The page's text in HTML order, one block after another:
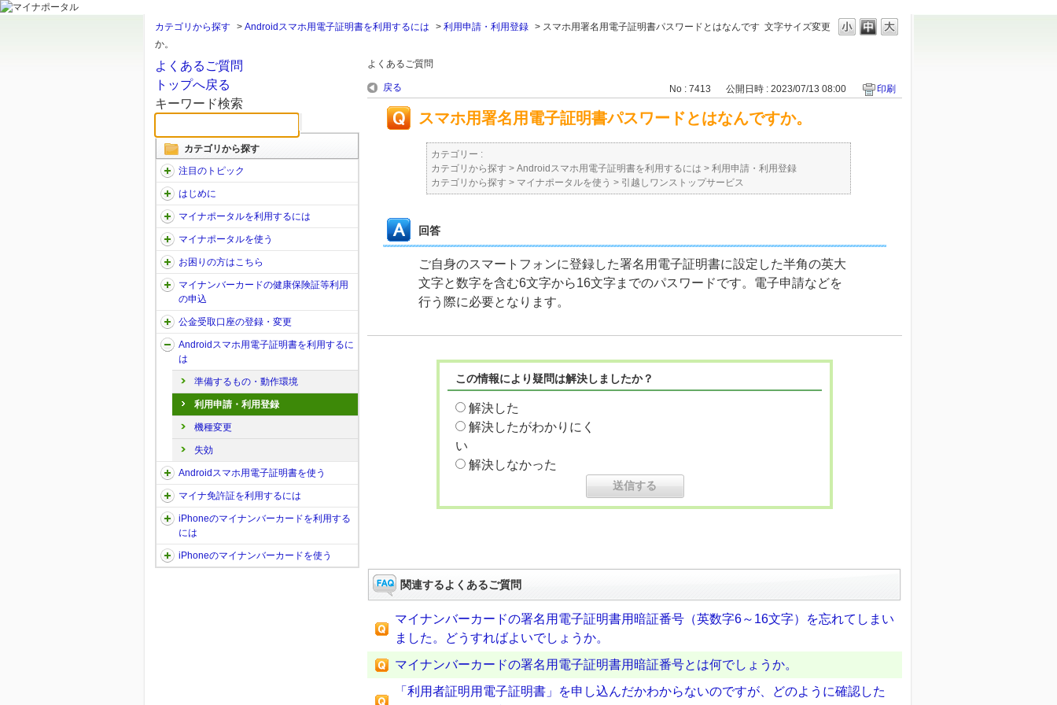
文字サイズ変更
カテゴリから探す > Androidスマホ用電子証明書を利用するには > 利用申請・利用登録 > スマホ用署名用電子証明書パスワードとはなんです
か。
よくあるご質問
トップへ戻る
キーワード検索
カテゴリから探す
注目のトピック
はじめに
マイナポータルを利用するには
マイナポータルを使う
お困りの方はこちら
マイナンバーカードの健康保険証等利用
の申込
公金受取口座の登録・変更
Androidスマホ用電子証明書を利用するに
は
準備するもの・動作環境
利用申請・利用登録
機種変更
失効
Androidスマホ用電子証明書を使う
マイナ免許証を利用するには
iPhoneのマイナンバーカードを利用する
には
iPhoneのマイナンバーカードを使う
よくあるご質問
戻る No : 7413 公開日時 : 2023/07/13 08:00 印刷
スマホ用署名用電子証明書パスワードとはなんですか。
カテゴリー :
カテゴリから探す > Androidスマホ用電子証明書を利用するには > 利用申請・利用登録
カテゴリから探す > マイナポータルを使う > 引越しワンストップサービス
回答
ご自身のスマートフォンに登録した署名用電子証明書に設定した半角の英大
文字と数字を含む6文字から16文字までのパスワードです。電子申請などを
行う際に必要となります。
この情報により疑問は解決しましたか？
解決した
解決したがわかりにく
い
解決しなかった
関連するよくあるご質問
マイナンバーカードの署名用電子証明書用暗証番号（英数字6～16文字）を忘れてしまい
ました。どうすればよいでしょうか。
マイナンバーカードの署名用電子証明書用暗証番号とは何でしょうか。
「利用者証明用電子証明書」を申し込んだかわからないのですが、どのように確認した